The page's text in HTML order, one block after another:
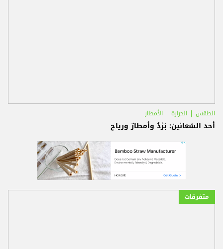
الطقس الحرارة الأمطار
أحد الشعانين: بَرْدٌ وأمطارٌ ورياح
متفرقات